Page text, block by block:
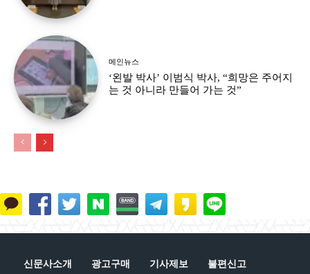
메인뉴스
‘왼발 박사’ 이범식 박사, “희망은 주어지
는 것 아니라 만들어 가는 것”
신문사소개 광고구매 기사제보 불편신고